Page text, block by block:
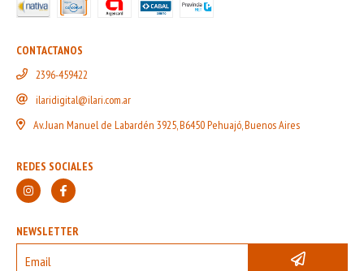
CONTACTANOS
2396-459422
ilaridigital@ilari.com.ar
Av. Juan Manuel de Labardén 3925, B6450 Pehuajó, Buenos Aires
REDES SOCIALES
NEWSLETTER